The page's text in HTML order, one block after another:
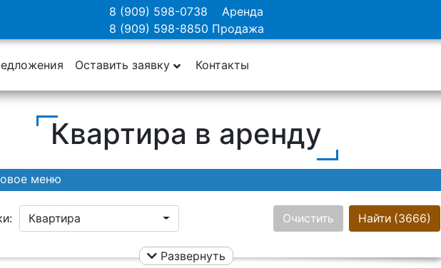
8 (909) 598-0738 Аренда
8 (909) 598-8850 Продажа
Оставить заявку Контакты
Квартира в аренду
меню
Квартира Найти (3666)
Очистить
Ничего не выбрано Цена:
Развернуть